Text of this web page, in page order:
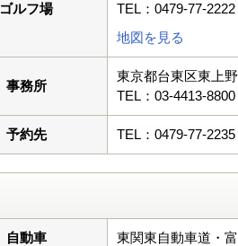
ゴルフ場
TEL：0479-77-2222
地図を見る
事務所
東京都台東区東上
TEL：03-4413-8800
予約先 TEL：0479-77-2235
自動車 東関東自動車道・